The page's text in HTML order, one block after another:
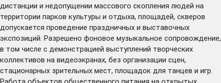
дистанции и недопущении массового скопления людей на
территории парков культуры и отдыха, площадей, скверов
допускается проведение праздничных и выставочных
экспозиций. Разрешено фоновое музыкальное сопровождение,
в том числе с демонстрацией выступлений творческих
коллективов на видеоэкранах, без организации сцен,
стационарных зрительных мест, площадок для танцев и игр.